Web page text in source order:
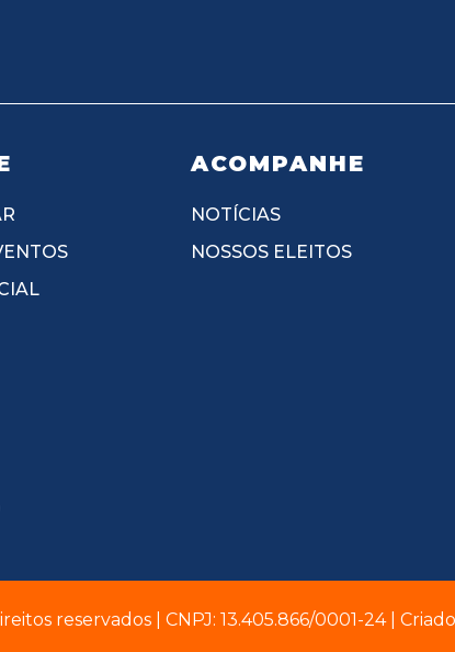
ACOMPANHE
NOTÍCIAS
NOSSOS ELEITOS
reservados | CNPJ: 13.405.866/0001-24 |